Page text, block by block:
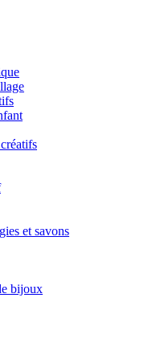
et savons
bijoux